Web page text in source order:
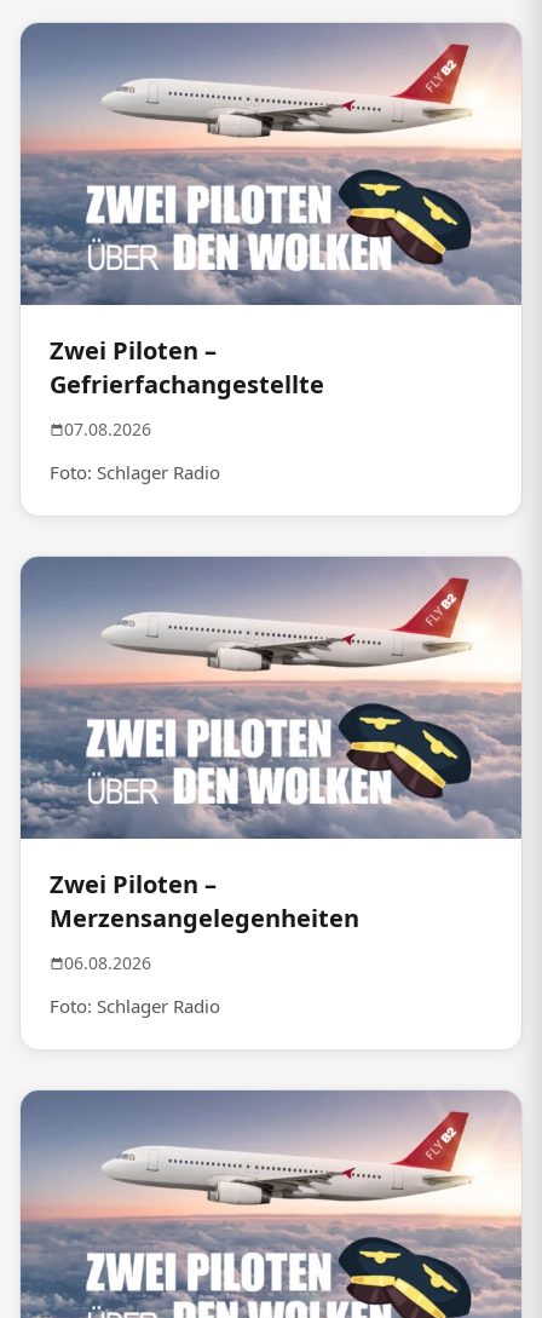
Zwei Piloten –
Gefrierfachangestellte
07.08.2026
Foto: Schlager Radio
Zwei Piloten –
Merzensangelegenheiten
06.08.2026
Foto: Schlager Radio